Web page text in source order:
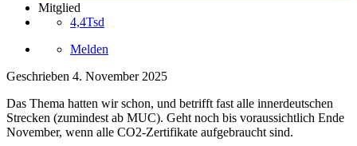
Mitglied
4,4Tsd
Melden
Geschrieben 4. November 2025
Das Thema hatten wir schon, und betrifft fast alle innerdeutschen
Strecken (zumindest ab MUC). Geht noch bis voraussichtlich Ende
November, wenn alle CO2-Zertifikate aufgebraucht sind.